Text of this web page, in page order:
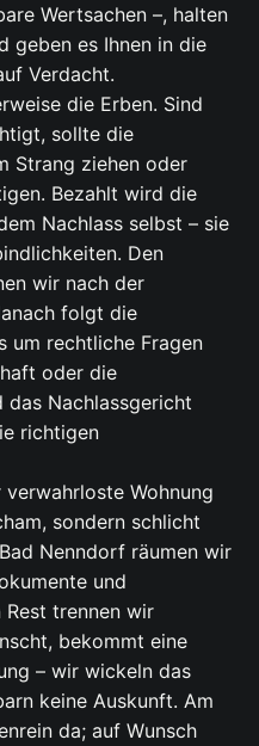
Wertsachen –, halten
geben es Ihnen in die
Verdacht.
die Erben. Sind
sollte die
Strang ziehen oder
Bezahlt wird die
Nachlass selbst – sie
Den
wir nach der
folgt die
um rechtliche Fragen
oder die
das Nachlassgericht
richtigen
Wohnung
sondern schlicht
Nenndorf räumen wir
und
Rest trennen wir
bekommt eine
– wir wickeln das
keine Auskunft. Am
da; auf Wunsch